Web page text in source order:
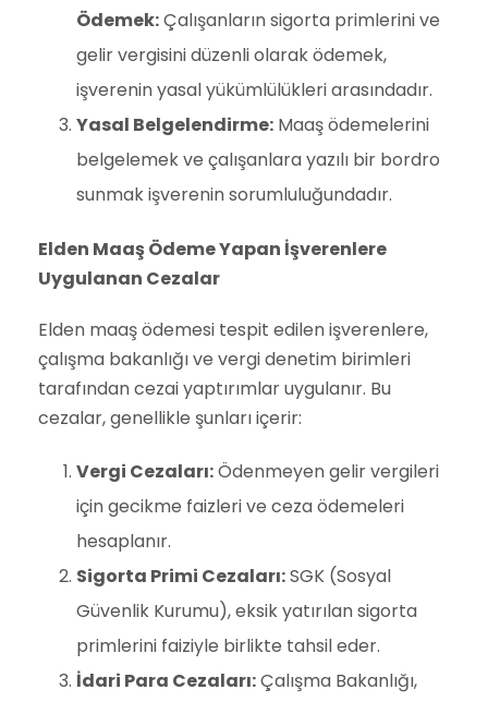
Ödemek:Çalışanların sigorta primlerini ve
gelir vergisini düzenli olarak ödemek,
işverenin yasal yükümlülükleri arasındadır.
Yasal Belgelendirme: Maaş ödemelerini
belgelemek ve çalışanlara yazılı bir bordro
sunmak işverenin sorumluluğundadır.
Elden Maaş Ödeme Yapan İşverenlere
Uygulanan Cezalar
Elden maaş ödemesi tespit edilen işverenlere,
çalışma bakanlığı ve vergi denetim birimleri
tarafından cezai yaptırımlar uygulanır. Bu
cezalar, genellikle şunları içerir:
Vergi Cezaları:Ödenmeyen gelir vergileri
için gecikme faizleri ve ceza ödemeleri
hesaplanır.
Sigorta Primi Cezaları:SGK (Sosyal
Güvenlik Kurumu), eksik yatırılan sigorta
primlerini faiziyle birlikte tahsil eder.
İdari Para Cezaları:Çalışma Bakanlığı,